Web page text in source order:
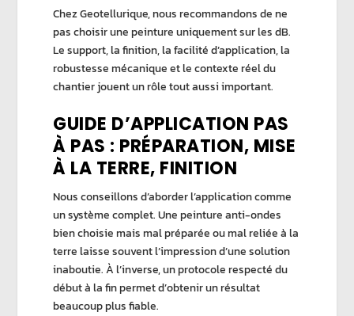
ChezGeotellurique, nous recommandons de ne
pas choisir une peinture uniquement sur les dB.
Le support, la finition, la facilité d’application, la
robustesse mécanique et le contexte réel du
chantier jouent un rôle tout aussi important.
GUIDE D’APPLICATION PAS
À PAS : PRÉPARATION, MISE
À LA TERRE, FINITION
Nous conseillons d’aborder l’application comme
un système complet. Unepeinture anti-ondes
bien choisie mais mal préparée ou mal reliée à la
terre laisse souvent l’impression d’une solution
inaboutie. À l’inverse, un protocole respecté du
début à la fin permet d’obtenir un résultat
beaucoup plus fiable.